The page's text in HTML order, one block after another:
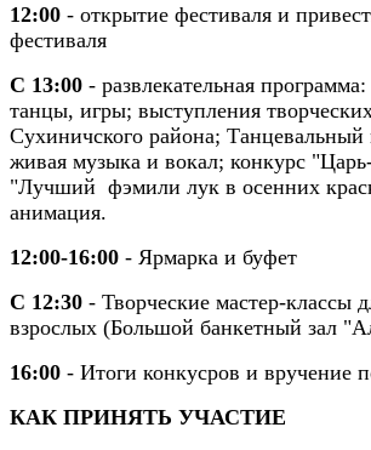
12:00 - открытие фестиваля и
фестиваля
С 13:00 - развлекательная
танцы, игры; выступления
Сухиничского района; Танцевальный
живая музыка и вокал; конкурс
"Лучший фэмили лук в осенних
анимация.
12:00-16:00 - Ярмарка и буфет
С 12:30 - Творческие мастер-классы
взрослых (Большой банкетный зал
16:00 - Итоги конкусров и вручение
КАК ПРИНЯТЬ УЧАСТИЕ